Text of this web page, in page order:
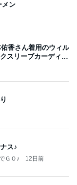
メン
香さん着用のウィル
スリーブカーディガ
ス♪
ＧＯ♪ 12日前